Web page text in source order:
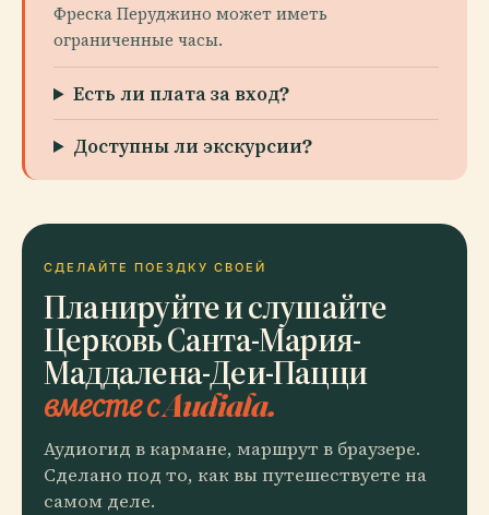
Фреска Перуджино может иметь
ограниченные часы.
Есть ли плата за вход?
Доступны ли экскурсии?
СДЕЛАЙТЕ ПОЕЗДКУ СВОЕЙ
Планируйте и слушайте
Церковь Санта-Мария-
Маддалена-Деи-Пацци
вместе с Audiala.
Аудиогид в кармане, маршрут в браузере.
Сделано под то, как вы путешествуете на
самом деле.